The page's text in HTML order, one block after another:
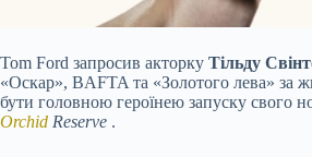
Tom Ford запросив акторку Тільду
«Оскар», BAFTA та «Золотого лева» за
бути головною героїнею запуску свого
Orchid Reserve .